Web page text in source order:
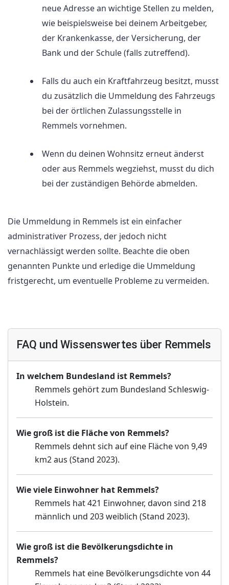
neue Adresse an wichtige Stellen zu melden,
wie beispielsweise bei deinem Arbeitgeber,
der Krankenkasse, der Versicherung, der
Bank und der Schule (falls zutreffend).
Falls du auch ein Kraftfahrzeug besitzt, musst
du zusätzlich die Ummeldung des Fahrzeugs
bei der örtlichen Zulassungsstelle in
Remmels vornehmen.
Wenn du deinen Wohnsitz erneut änderst
oder aus Remmels wegziehst, musst du dich
bei der zuständigen Behörde abmelden.
Die Ummeldung in Remmels ist ein einfacher
administrativer Prozess, der jedoch nicht
vernachlässigt werden sollte. Beachte die oben
genannten Punkte und erledige die Ummeldung
fristgerecht, um eventuelle Probleme zu vermeiden.
FAQ und Wissenswertes über Remmels
In welchem Bundesland ist Remmels?
Remmels gehört zum Bundesland Schleswig-
Holstein.
Wie groß ist die Fläche von Remmels?
Remmels dehnt sich auf eine Fläche von 9,49
km2 aus (Stand 2023).
Wie viele Einwohner hat Remmels?
Remmels hat 421 Einwohner, davon sind 218
männlich und 203 weiblich (Stand 2023).
Wie groß ist die Bevölkerungsdichte in
Remmels?
Remmels hat eine Bevölkerungsdichte von 44